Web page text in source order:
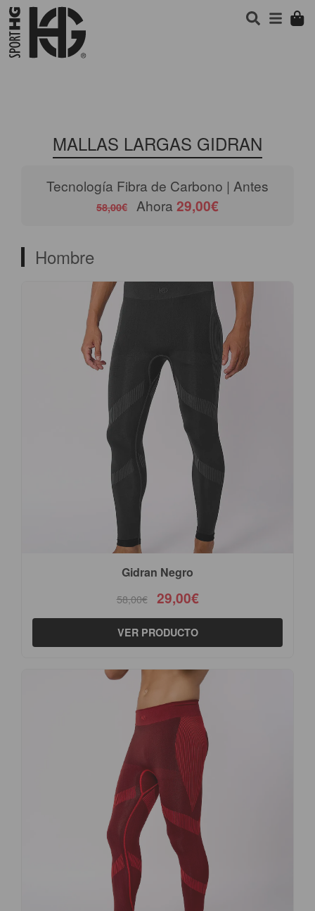
MALLAS LARGAS GIDRAN
Tecnología Fibra de Carbono | Antes
58,00€ Ahora 29,00€
Hombre
Gidran Negro
58,00€ 29,00€
VER PRODUCTO